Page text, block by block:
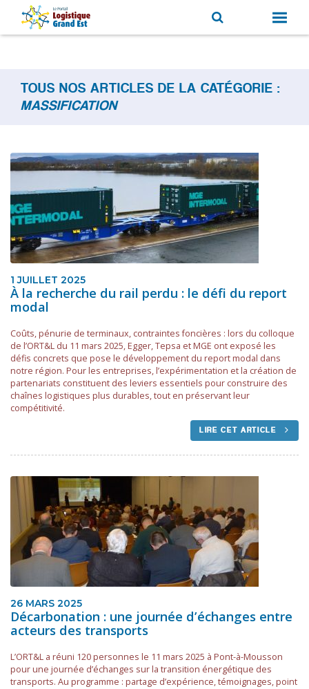
TOUS NOS ARTICLES DE LA CATÉGORIE :
MASSIFICATION
1 JUILLET 2025
À la recherche du rail perdu : le défi du report
modal
Coûts, pénurie de terminaux, contraintes foncières : lors du colloque
de l’ORT&L du 11 mars 2025, Egger, Tepsa et MGE ont exposé les
défis concrets que pose le développement du report modal dans
notre région. Pour les entreprises, l’expérimentation et la création de
partenariats constituent des leviers essentiels pour construire des
chaînes logistiques plus durables, tout en préservant leur
compétitivité.
LIRE CET ARTICLE
26 MARS 2025
Décarbonation : une journée d’échanges entre
acteurs des transports
L’ORT&L a réuni 120 personnes le 11 mars 2025 à Pont-à-Mousson
pour une journée d’échanges sur la transition énergétique des
transports. Au programme : partage d’expérience, témoignages, point